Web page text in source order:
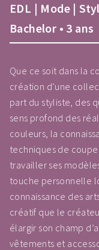
EDL | Mode |
Bachelor • 3 ans
Que ce soit dans la
création d’une
part du styliste, des
sens profond des
couleurs, la
techniques de
travailler ses
touche personnelle
connaissance des
créatif que le
élargir son champ
vêtements et